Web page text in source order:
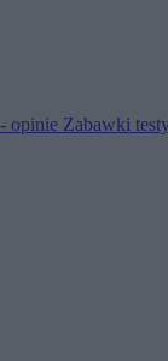
opinie Zabawki